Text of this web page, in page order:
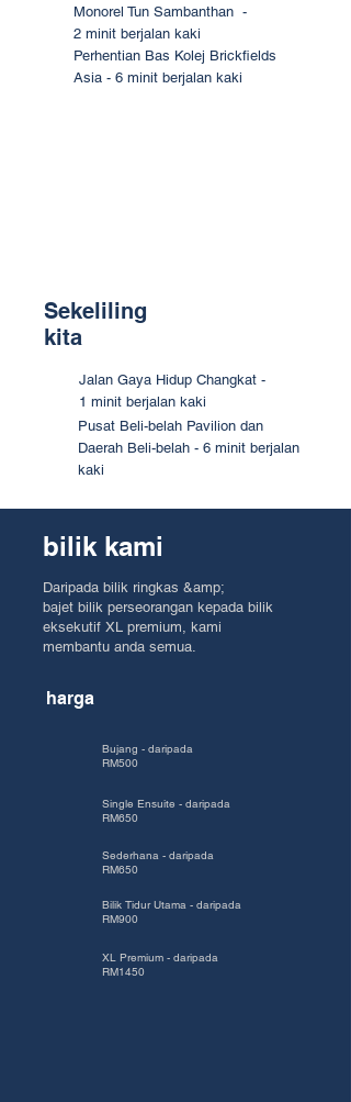
Monorel Tun Sambanthan -
2 minit berjalan kaki
Perhentian Bas Kolej Brickfields
Asia - 6 minit berjalan kaki
Sekeliling
kita
Jalan Gaya Hidup Changkat -
1 minit berjalan kaki
Pusat Beli-belah Pavilion dan
Daerah Beli-belah - 6 minit berjalan
kaki
bilik kami
Daripada bilik ringkas &amp;
bajet bilik perseorangan kepada bilik
eksekutif XL premium, kami
membantu anda semua.
harga
Bujang - daripada
RM500
Single Ensuite - daripada
RM650
Sederhana - daripada
RM650
Bilik Tidur Utama - daripada
RM900
XL Premium - daripada
RM1450